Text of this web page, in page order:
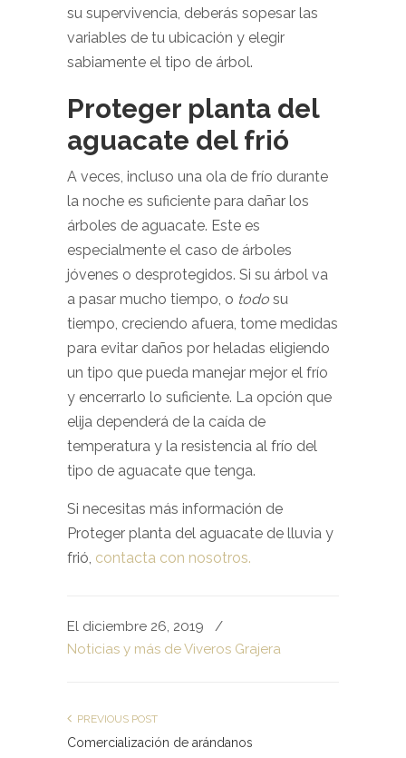
su supervivencia, deberás sopesar las
variables de tu ubicación y elegir
sabiamente el tipo de árbol.
Proteger planta del
aguacate del frió
A veces, incluso una ola de frío durante
la noche es suficiente para dañar los
árboles de aguacate. Este es
especialmente el caso de árboles
jóvenes o desprotegidos. Si su árbol va
a pasar mucho tiempo, o todo su
tiempo, creciendo afuera, tome medidas
para evitar daños por heladas eligiendo
un tipo que pueda manejar mejor el frío
y encerrarlo lo suficiente. La opción que
elija dependerá de la caída de
temperatura y la resistencia al frío del
tipo de aguacate que tenga.
Si necesitas más información de
Proteger planta del aguacate de lluvia y
frió, contacta con nosotros.
El diciembre 26, 2019
/
Noticias y más de Viveros Grajera
PREVIOUS POST
Comercialización de arándanos